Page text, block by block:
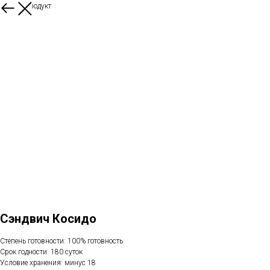
Другой продукт
Сэндвич Косидо
Степень готовности: 100% готовность
Срок годности: 180 суток
Условие хранения: минус 18